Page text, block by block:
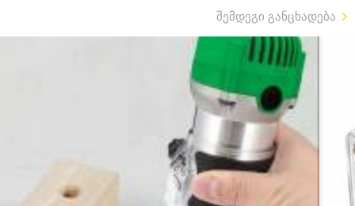
შემდეგი განცხადება